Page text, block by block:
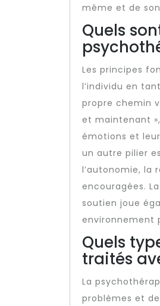
même et de
Quels
Les principes
l’individu en
propre chemin
et maintenant
émotions et
un autre pilier
l’autonomie, la
encouragées.
soutien joue
environnement
Quels
traités
La
problèmes et